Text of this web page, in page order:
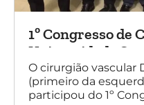
1º Congresso de
Universidade
O cirurgião vascular
(primeiro da
participou do 1º